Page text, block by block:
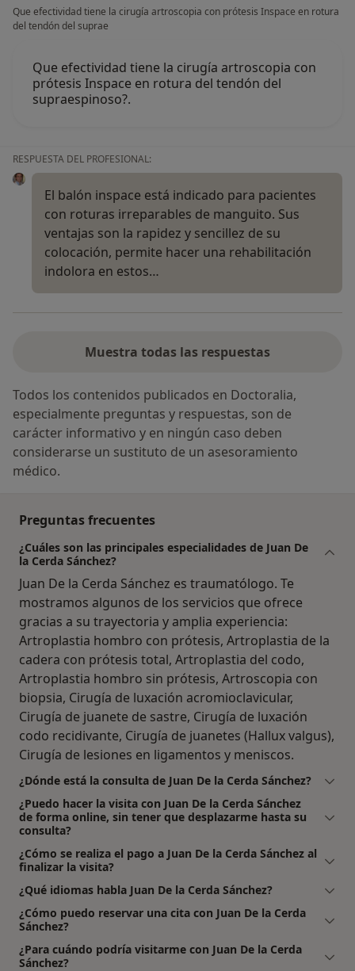
Que efectividad tiene la cirugía artroscopia con prótesis Inspace en rotura
del tendón del suprae
Que efectividad tiene la cirugía artroscopia con
prótesis Inspace en rotura del tendón del
supraespinoso?.
RESPUESTA DEL PROFESIONAL:
El balón inspace está indicado para pacientes
con roturas irreparables de manguito. Sus
ventajas son la rapidez y sencillez de su
colocación, permite hacer una rehabilitación
indolora en estos…
Muestra todas las respuestas
Todos los contenidos publicados en Doctoralia,
especialmente preguntas y respuestas, son de
carácter informativo y en ningún caso deben
considerarse un sustituto de un asesoramiento
médico.
Preguntas frecuentes
¿Cuáles son las principales especialidades de Juan De
la Cerda Sánchez?
Juan De la Cerda Sánchez es traumatólogo. Te
mostramos algunos de los servicios que ofrece
gracias a su trayectoria y amplia experiencia:
Artroplastia hombro con prótesis, Artroplastia de la
cadera con prótesis total, Artroplastia del codo,
Artroplastia hombro sin prótesis, Artroscopia con
biopsia, Cirugía de luxación acromioclavicular,
Cirugía de juanete de sastre, Cirugía de luxación
codo recidivante, Cirugía de juanetes (Hallux valgus),
Cirugía de lesiones en ligamentos y meniscos.
¿Dónde está la consulta de Juan De la Cerda Sánchez?
¿Puedo hacer la visita con Juan De la Cerda Sánchez
de forma online, sin tener que desplazarme hasta su
consulta?
¿Cómo se realiza el pago a Juan De la Cerda Sánchez al
finalizar la visita?
¿Qué idiomas habla Juan De la Cerda Sánchez?
¿Cómo puedo reservar una cita con Juan De la Cerda
Sánchez?
¿Para cuándo podría visitarme con Juan De la Cerda
Sánchez?